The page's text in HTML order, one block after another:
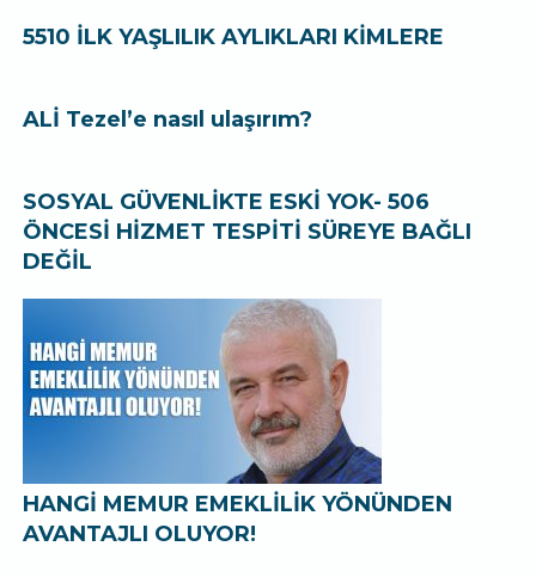
5510 İLK YAŞLILIK AYLIKLARI KİMLERE
ALİ Tezel’e nasıl ulaşırım?
SOSYAL GÜVENLİKTE ESKİ YOK- 506
ÖNCESİ HİZMET TESPİTİ SÜREYE BAĞLI
DEĞİL
HANGİ MEMUR EMEKLİLİK YÖNÜNDEN
AVANTAJLI OLUYOR!